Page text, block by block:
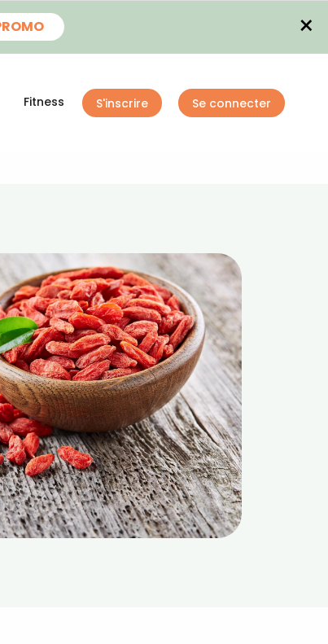
×
Fitness S'inscrire Se connecter